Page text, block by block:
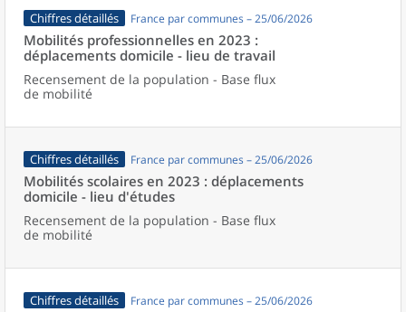
Chiffres détaillés France par communes – 25/06/2026
Mobilités professionnelles en 2023 :
déplacements domicile - lieu de travail
Recensement de la population - Base flux
de mobilité
Chiffres détaillés France par communes – 25/06/2026
Mobilités scolaires en 2023 : déplacements
domicile - lieu d'études
Recensement de la population - Base flux
de mobilité
Chiffres détaillés France par communes – 25/06/2026